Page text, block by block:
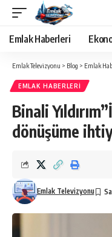
Emlak Haberleri
Emlak Televizyonu > Blog > Emlak
EMLAK HABERLERI
Binali
dönüşüme
Emlak Televizyonu